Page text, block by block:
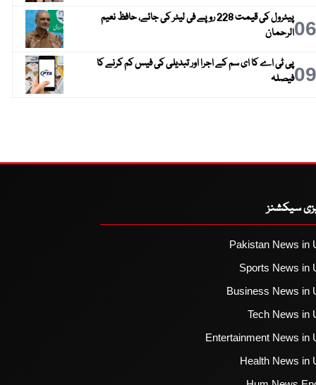
06
پیٹرول کی قیمت 228 روپے فی لیٹر کی جائے، حافظ نعیم
الرحمان
09پی ٹی اے کا ای سم کے اجرا اور تبدیلی کی فیس کم کرنے کا
فیصلہ
سیکشنز
Pakistan News in
Sports News in
Business News in
Tech News in
Entertainment News in
Health News in